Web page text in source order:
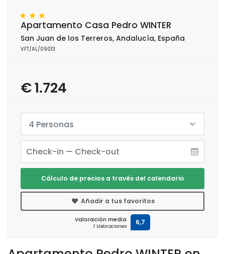
Apartamento Casa Pedro WINTER
San Juan de los Terreros, Andalucía, España
VFT/AL/09013
€ 1.724
4 Personas
Cálculo de precios a través del calendario
Añadir a tus favoritos
Valoración media
1 Valoraciones 6,7